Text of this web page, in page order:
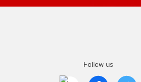
Follow us